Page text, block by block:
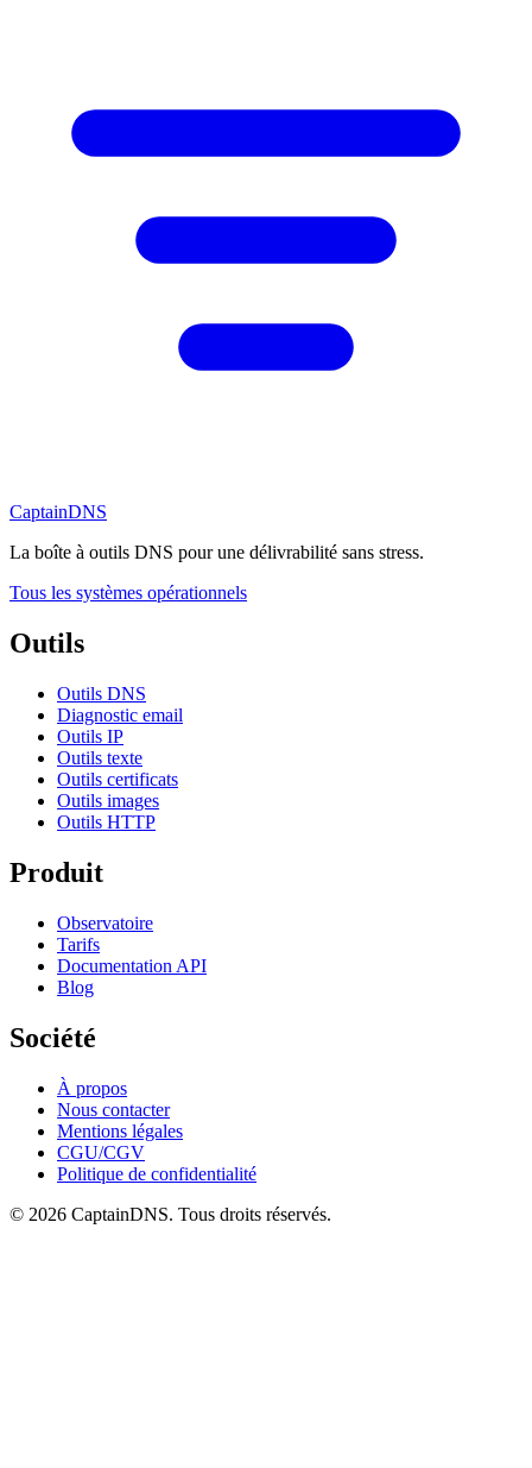
CaptainDNS
La boîte à outils DNS pour une délivrabilité sans stress.
Tous les systèmes opérationnels
Outils
Outils DNS
Diagnostic email
Outils IP
Outils texte
Outils certificats
Outils images
Outils HTTP
Produit
Observatoire
Tarifs
Documentation API
Blog
Société
À propos
Nous contacter
Mentions légales
CGU/CGV
Politique de confidentialité
© 2026 CaptainDNS. Tous droits réservés.